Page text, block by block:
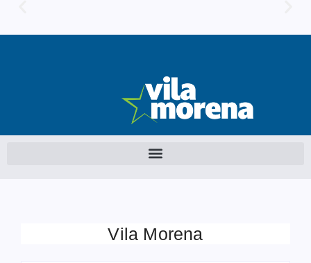
Vila Morena